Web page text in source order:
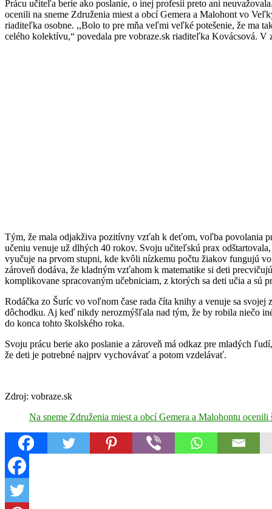
Prácu učiteľa berie ako poslanie, o inej profesii preto ani
ocenili na sneme Združenia miest a obcí Gemera a Malohont vo
riaditeľka osobne. ,,Bolo to pre mňa veľmi veľké potešenie, že ma
celého kolektívu,“ povedala pre vobraze.sk riaditeľka Kovácsová. V
Tým, že mala odjakživa pozitívny vzťah k deťom, voľba povolania
učeniu venuje už dlhých 40 rokov. Svoju učiteľskú prax
vyučuje na prvom stupni, kde kvôli nízkemu počtu žiakov fungujú
zároveň dodáva, že kladným vzťahom k matematike si deti
komplikovane spracovaným učebniciam, z ktorých sa deti učia a sú
Rodáčka zo Šuríc vo voľnom čase rada číta knihy a venuje sa
dôchodku. Aj keď nikdy nerozmýšľala nad tým, že by robila niečo
do konca tohto školského roka.
Svoju prácu berie ako poslanie a zároveň má odkaz pre mladých
že deti je potrebné najprv vychovávať a potom vzdelávať.
Zdroj: vobraze.sk
Na sneme Združenia miest a obcí Gemera a Malohontu